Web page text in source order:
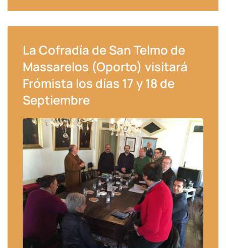
La Cofradía de San Telmo de
Massarelos (Oporto) visitará
Frómista los días 17 y 18 de
Septiembre